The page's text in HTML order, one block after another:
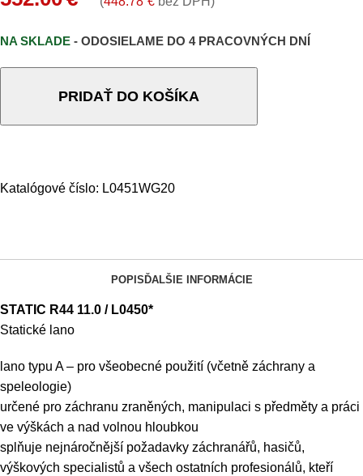
NA SKLADE - ODOSIELAME DO 4 PRACOVNÝCH DNÍ
PRIDAŤ DO KOŠÍKA
Katalógové číslo: L0451WG20
POPISĎALŠIE INFORMÁCIE
STATIC R44 11.0 / L0450*
Statické lano
lano typu A – pro všeobecné použití (včetně záchrany a
speleologie)
určené pro záchranu zraněných, manipulaci s předměty a práci
ve výškách a nad volnou hloubkou
splňuje nejnáročnější požadavky záchranářů, hasičů,
výškových specialistů a všech ostatních profesionálů, kteří